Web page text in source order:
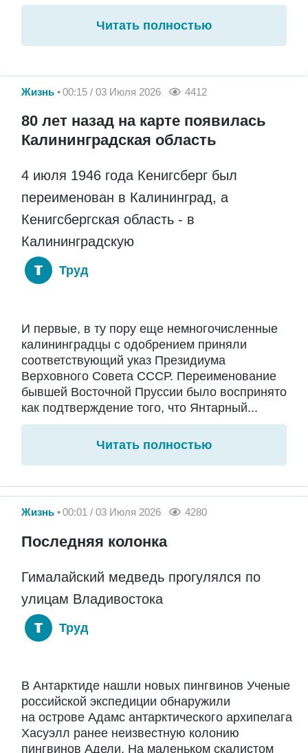
Читать полностью
Жизнь 00:15 / 03 Июля 2026 4412
80 лет назад на карте появилась
Калининградская область
4 июля 1946 года Кенигсберг был
переименован в Калининград, а
Кенигсбергская область - в
Калининградскую
Труд
И первые, в ту пору еще немногочисленные
калининградцы с одобрением приняли
соответствующий указ Президиума
Верховного Совета СССР. Переименование
бывшей Восточной Пруссии было воспринято
как подтверждение того, что Янтарный...
Читать полностью
Жизнь 00:01 / 03 Июля 2026 4280
Последняя колонка
Гималайский медведь прогулялся по
улицам Владивостока
Труд
В Антарктиде нашли новых пингвинов Ученые
российской экспедиции обнаружили
на острове Адамс антарктического архипелага
Хасуэлл ранее неизвестную колонию
пингвинов Адели. На маленьком скалистом